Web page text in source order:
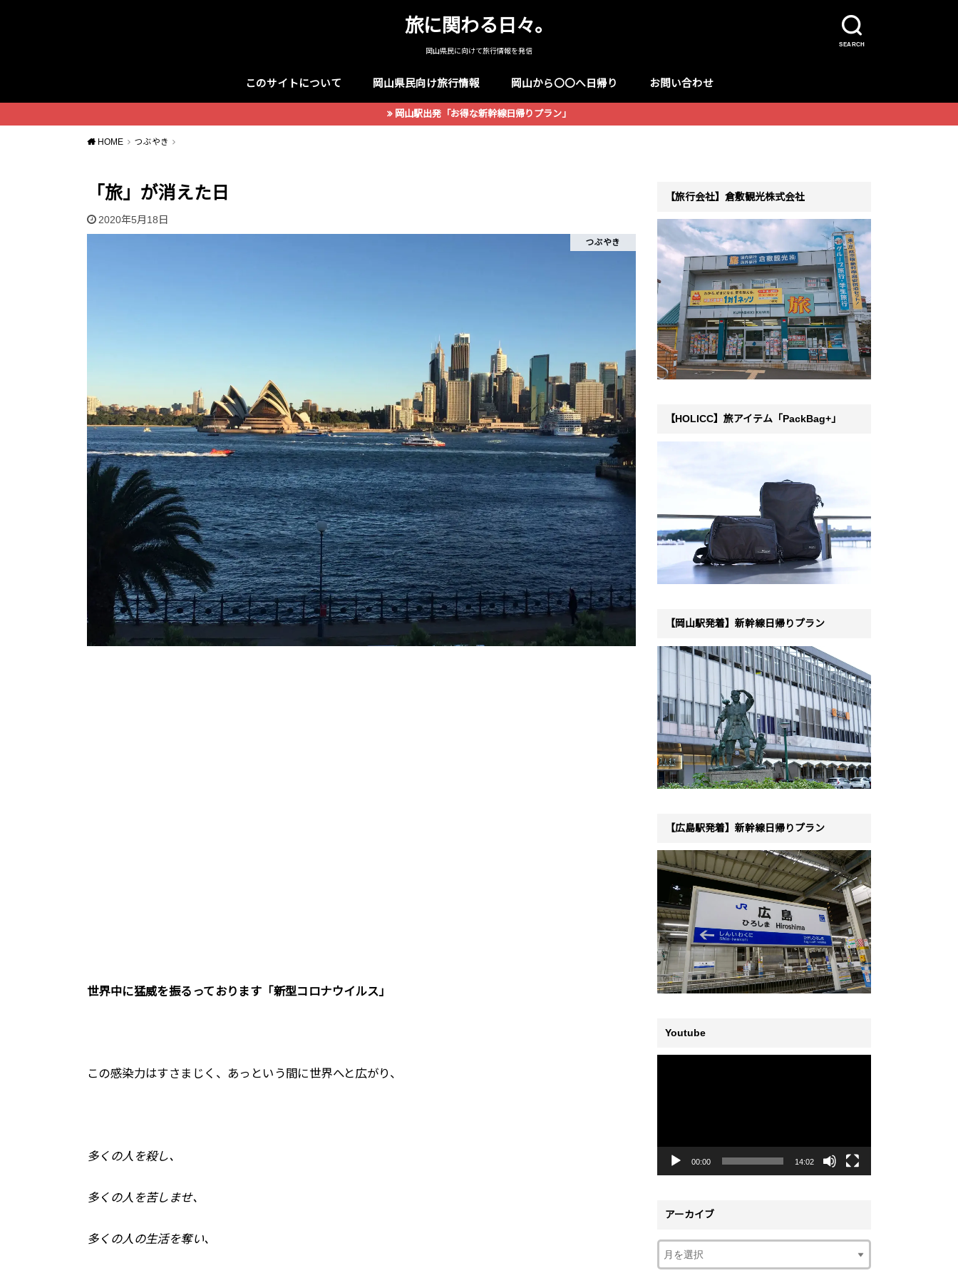
SEARCH
旅に関わる日々。
岡山県民に向けて旅行情報を発信
このサイトについて 岡山県民向け旅行情報 岡山から〇〇へ日帰り お問い合わせ
岡山駅出発「お得な新幹線日帰りプラン」
HOME つぶやき
「旅」が消えた日
2020年5月18日
つぶやき
世界中に猛威を振るっております「新型コロナウイルス」
この感染力はすさまじく、あっという間に世界へと広がり、
多くの人を殺し、
多くの人を苦しませ、
多くの人の生活を奪い、
【旅行会社】倉敷観光株式会社
【HOLICC】旅アイテム「PackBag+」
【岡山駅発着】新幹線日帰りプラン
【広島駅発着】新幹線日帰りプラン
Youtube
ヤ
00:00 14:02
アーカイブ